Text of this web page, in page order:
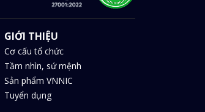
GIỚI THIỆU
Cơ cấu tổ chức
Tầm nhìn, sứ mệnh
Sản phẩm VNNIC
Tuyển dụng